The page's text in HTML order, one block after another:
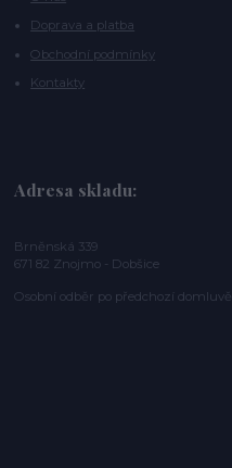
Doprava a platba
Obchodní podmínky
Kontakty
Adresa skladu:
Brněnská 339
671 82 Znojmo - Dobšice
Osobní odběr po předchozí domluvě.